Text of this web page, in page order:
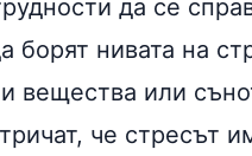
да се
борят нивата на
вещества или
че стресът